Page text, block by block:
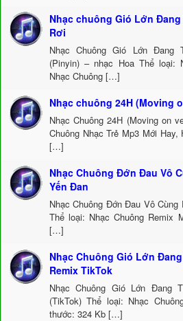
Nhạc chuông Gió Lớn
Rơi
Nhạc Chuông Gió Lớn Đang
(Pinyin) – nhạc Hoa Thể loại:
Nhạc Chuông […]
Nhạc chuông 24H (Moving
Nhạc Chuông 24H (Moving on
Chuông Nhạc Trẻ Mp3 Mới
[…]
Nhạc Chuông Đớn Đau Vô
Yến Đan
Nhạc Chuông Đớn Đau Vô
Thể loại: Nhạc Chuông Remix
[…]
Nhạc Chuông Gió Lớn
Remix TikTok
Nhạc Chuông Gió Lớn Đang
(TikTok) Thể loại: Nhạc
thước: 324 Kb […]